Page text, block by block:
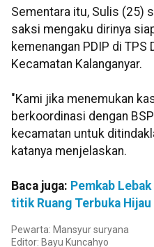
Sementara itu, Sulis (25)
saksi mengaku dirinya
kemenangan PDIP di
Kecamatan Kalanganyar.
"Kami jika menemukan
berkoordinasi dengan
kecamatan untuk
katanya menjelaskan.
Baca juga: Pemkab
titik Ruang Terbuka Hijau
Pewarta: Mansyur suryana
Editor: Bayu Kuncahyo